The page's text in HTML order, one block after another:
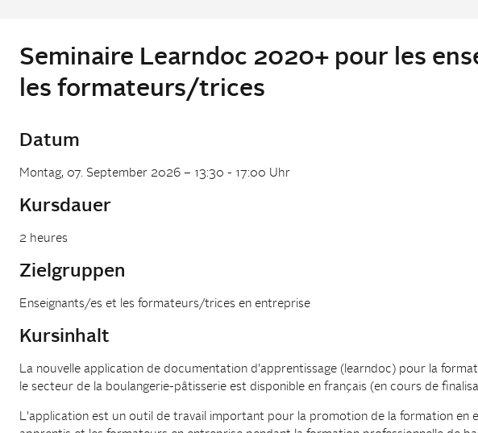
Seminaire Learndoc 2020+ pour les
les formateurs/trices
Datum
Montag, 07. September 2026 – 13:30 - 17:00 Uhr
Kursdauer
2 heures
Zielgruppen
Enseignants/es et les formateurs/trices en entreprise
Kursinhalt
La nouvelle application de documentation d'apprentissage (learndoc) pour la
le secteur de la boulangerie-pâtisserie est disponible en français (en cours de
L'application est un outil de travail important pour la promotion de la formation en